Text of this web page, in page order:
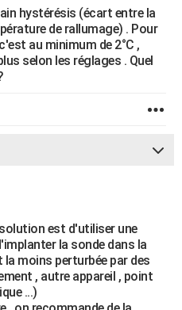
hystérésis (écart entre la
de rallumage) . Pour
au minimum de 2°C ,
selon les réglages . Quel
est d'utiliser une
la sonde dans la
moins perturbée par des
, autre appareil , point
...)